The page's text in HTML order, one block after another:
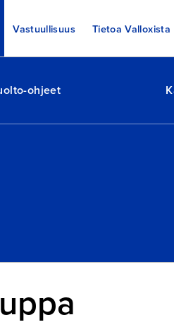
Vastuullisuus Tietoa Valloxista
ohjeet